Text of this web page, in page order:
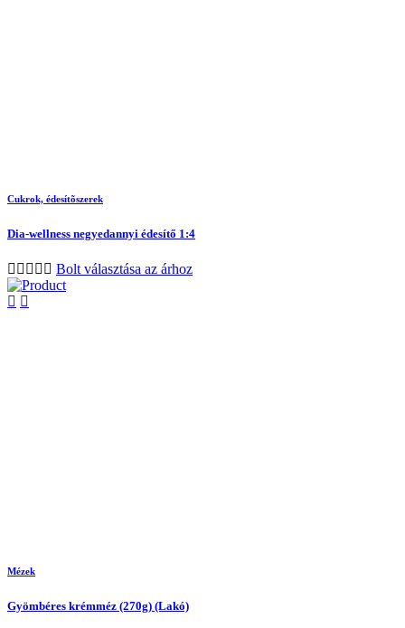
Cukrok, édesítõszerek
Dia-wellness negyedannyi édesítő 1:4
Bolt választása az árhoz
Mézek
Gyömbéres krémméz (270g) (Lakó)